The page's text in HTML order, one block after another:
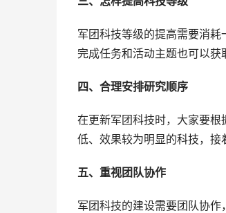
军团科技等级的提高需要消
完成任务和活动主题也可以获
四、合理安排研究顺序
在更新军团科技时，大家要
低、效果较为明显的科技，接
五、重视团队协作
军团科技的建设需要团队协作